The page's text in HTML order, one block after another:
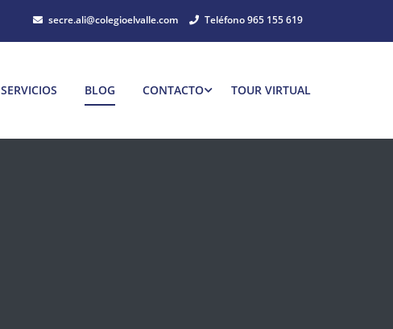
secre.ali@colegioelvalle.com Teléfono 965 155 619
SERVICIOS BLOG CONTACTO TOUR VIRTUAL